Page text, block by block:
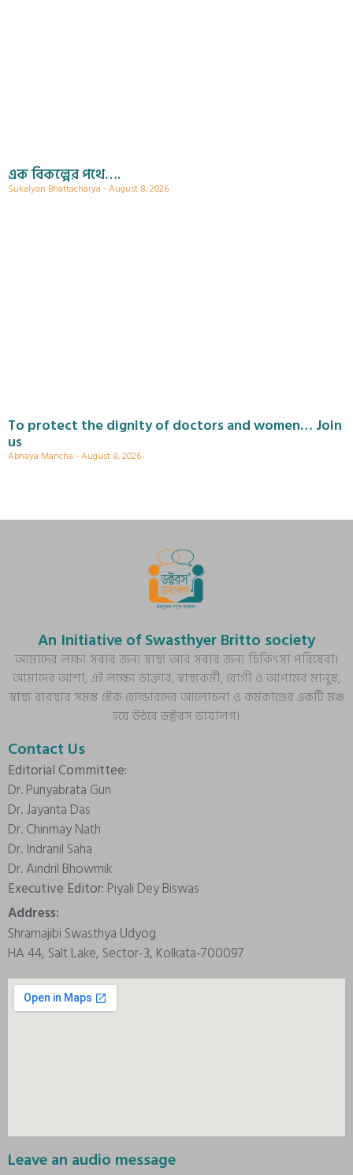
এক বিকল্পের পথে….
Sukalyan Bhattacharya August 8, 2026
To protect the dignity of doctors and women… Join
us
Abhaya Mancha August 8, 2026
An Initiative of Swasthyer Britto society
আমাদের লক্ষ্য সবার জন্য স্বাস্থ্য আর সবার জন্য চিকিৎসা পরিষেবা।
আমাদের আশা, এই লক্ষ্যে ডাক্তার, স্বাস্থ্যকর্মী, রোগী ও আপামর মানুষ,
স্বাস্থ্য ব্যবস্থার সমস্ত স্টেক হোল্ডারদের আলোচনা ও কর্মকাণ্ডের একটি মঞ্চ
হয়ে উঠবে ডক্টরস ডায়ালগ।
Contact Us
Editorial Committee:
Dr. Punyabrata Gun
Dr. Jayanta Das
Dr. Chinmay Nath
Dr. Indranil Saha
Dr. Aindril Bhowmik
Executive Editor: Piyali Dey Biswas
Address:
Shramajibi Swasthya Udyog
HA 44, Salt Lake, Sector-3, Kolkata-700097
Leave an audio message